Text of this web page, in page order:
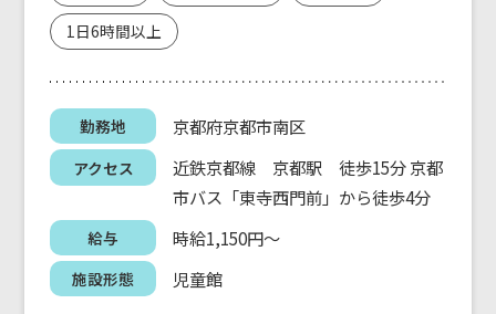
1日6時間以上
勤務地 京都府京都市南区
アクセス
近鉄京都線 京都駅 徒歩15分 京都
市バス「東寺西門前」から徒歩4分
給与 時給1,150円～
施設形態 児童館